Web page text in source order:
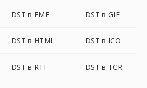
DST в EMF DST в GIF
DST в HTML DST в ICO
DST в RTF DST в TCR